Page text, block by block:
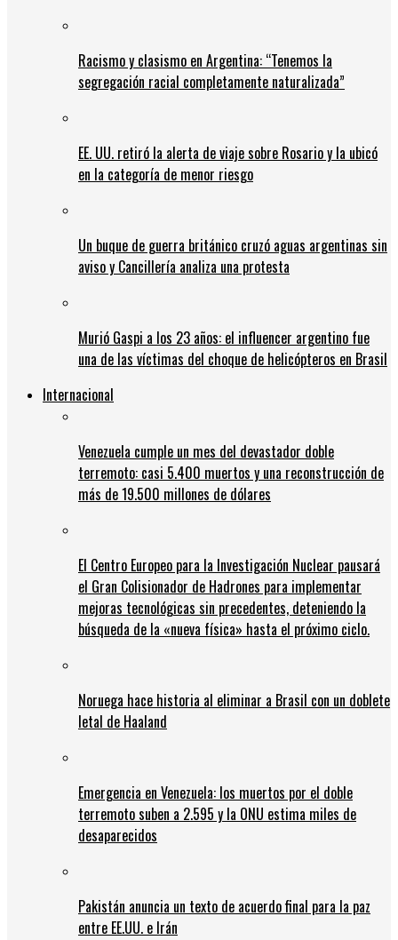
Racismo y clasismo en Argentina: “Tenemos la
segregación racial completamente naturalizada”
EE. UU. retiró la alerta de viaje sobre Rosario y la ubicó
en la categoría de menor riesgo
Un buque de guerra británico cruzó aguas argentinas sin
aviso y Cancillería analiza una protesta
Murió Gaspi a los 23 años: el influencer argentino fue
una de las víctimas del choque de helicópteros en Brasil
Internacional
Venezuela cumple un mes del devastador doble
terremoto: casi 5.400 muertos y una reconstrucción de
más de 19.500 millones de dólares
El Centro Europeo para la Investigación Nuclear pausará
el Gran Colisionador de Hadrones para implementar
mejoras tecnológicas sin precedentes, deteniendo la
búsqueda de la «nueva física» hasta el próximo ciclo.
Noruega hace historia al eliminar a Brasil con un doblete
letal de Haaland
Emergencia en Venezuela: los muertos por el doble
terremoto suben a 2.595 y la ONU estima miles de
desaparecidos
Pakistán anuncia un texto de acuerdo final para la paz
entre EE.UU. e Irán